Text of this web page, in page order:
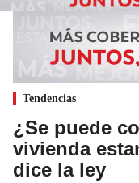
Tendencias
¿Se puede
vivienda
dice la ley